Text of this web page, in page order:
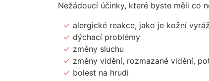
Nežádoucí účinky, které byste měli co
alergické reakce, jako je kožní
dýchací problémy
změny sluchu
změny vidění, rozmazané vidění,
bolest na hrudi